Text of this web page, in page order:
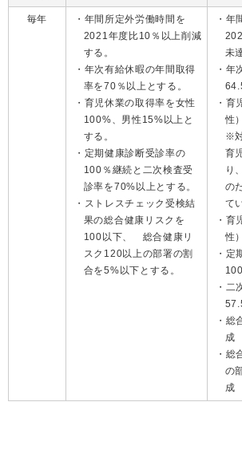
毎年
年間所定外労働時間を
2021年度比10％以上削減
する。
年次有給休暇の年間取得
率を70％以上とする。
育児休業の取得率を女性
100%、男性15%以上と
する。
定期健康診断受診率の
100％継続と二次検査受
診率を70%以上とする。
ストレスチェック受検結
果の総合健康リスクを
100以下、 総合健康リ
スク120以上の部署の割
合を5%以下とする。
年
未
年
育
性
※
育
り
の
て
育
性
定
二
総
成
総
の
成